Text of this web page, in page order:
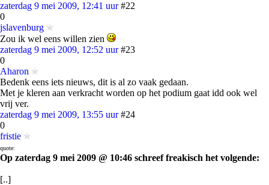
zaterdag 9 mei 2009, 12:41 uur #22
0
jslavenburg
Zou ik wel eens willen zien
zaterdag 9 mei 2009, 12:52 uur #23
0
Aharon
Bedenk eens iets nieuws, dit is al zo vaak gedaan.
Met je kleren aan verkracht worden op het podium gaat idd ook wel
vrij ver.
zaterdag 9 mei 2009, 13:55 uur #24
0
fristie
quote:
Op zaterdag 9 mei 2009 @ 10:46 schreef freakisch het volgende:
[..]